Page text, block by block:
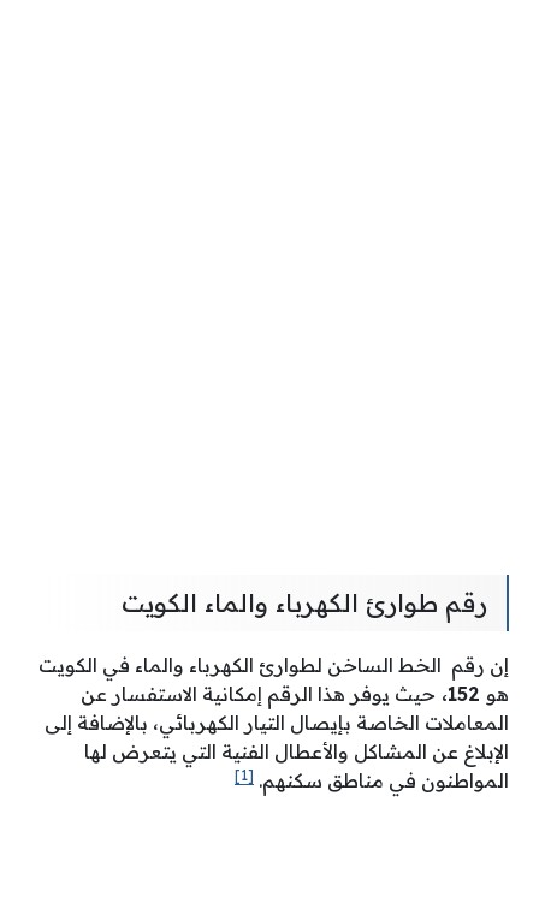
رقم طوارئ الكهرباء والماء الكويت
إن رقم الخط الساخن لطوارئ الكهرباء والماء في الكويت
هو
حيث يوفر هذا الرقم إمكانية الاستفسار عن
المعاملات الخاصة بإيصال التيار الكهربائي، بالإضافة إلى
الإبلاغ عن المشاكل والأعطال الفنية التي يتعرض لها
المواطنون في مناطق سكنهم. [1]